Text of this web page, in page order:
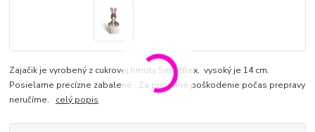
Zajačik je vyrobený z cukrovej hmoty Smartflex, vysoký je 14 cm.
Posielame precízne zabalené . Za prípadné poškodenie počas prepravy
neručíme. celý popis